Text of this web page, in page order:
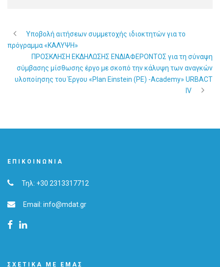
Υποβολή αιτήσεων συμμετοχής ιδιοκτητών για το
πρόγραμμα «ΚΑΛΥΨΗ»
ΠΡΟΣΚΛΗΣΗ ΕΚΔΗΛΩΣΗΣ ΕΝΔΙΑΦΕΡΟΝΤΟΣ για τη σύναψη
σύμβασης μίσθωσης έργο με σκοπό την κάλυψη των αναγκών
υλοποίησης του Έργου «Plan Einstein (PE) -Academy» URBACT
IV
ΕΠΙΚΟΙΝΩΝΊΑ
Τηλ: +30 2313317712
Email: info@mdat.gr
ΣΧΕΤΙΚΆ ΜΕ ΕΜΆΣ